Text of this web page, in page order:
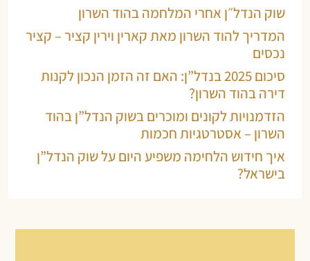
שוק הנדל״ן אחרי המלחמה בהוד השרון
המדריך להוד השרון מאת קארין וירין קציר – קציר
נכסים
סיכום 2025 בנדל”ן: האם זה הזמן הנכון לקנות
דירה בהוד השרון?
הזדמנויות לקונים ומוכרים בשוק הנדל”ן בהוד
השרון – אסטרטגיות חכמות
איך חידוש הלחימה משפיע היום על שוק הנדל”ן
בישראל?